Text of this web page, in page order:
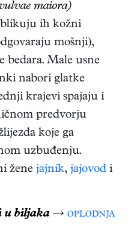
maiora)
ih kožni
mošnji),
bedara. Male usne
nabori glatke
krajevi spajaju i
predvorju
koje ga
uzbuđenju.
žene jajnik, jajovod i
u biljaka→ oplodnja